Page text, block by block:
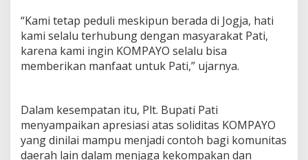
“Kami tetap peduli meskipun berada di Jogja, hati
kami selalu terhubung dengan masyarakat Pati,
karena kami ingin KOMPAYO selalu bisa
memberikan manfaat untuk Pati,” ujarnya.
Dalam kesempatan itu, Plt. Bupati Pati
menyampaikan apresiasi atas soliditas KOMPAYO
yang dinilai mampu menjadi contoh bagi komunitas
daerah lain dalam menjaga kekompakan dan